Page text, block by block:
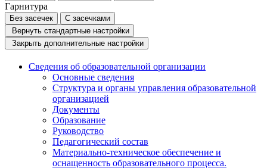
Гарнитура
Без засечек
С засечками
Вернуть стандартные настройки
Закрыть дополнительные настройки
Сведения об образовательной организации
Основные сведения
Структура и органы управления образовательной
организацией
Документы
Образование
Руководство
Педагогический состав
Материально-техническое обеспечение и
оснащенность образовательного процесса.